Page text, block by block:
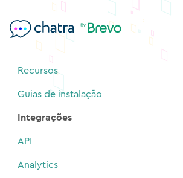
Recursos
Guias de instalação
Integrações
API
Analytics